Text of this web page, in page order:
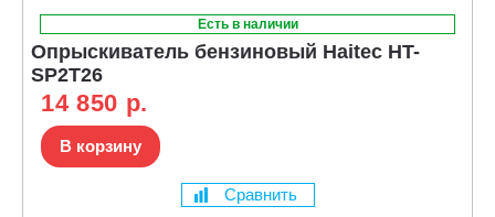
Есть в наличии
Опрыскиватель бензиновый Haitec HT-
SP2T26
14 850 р.
В корзину
Сравнить